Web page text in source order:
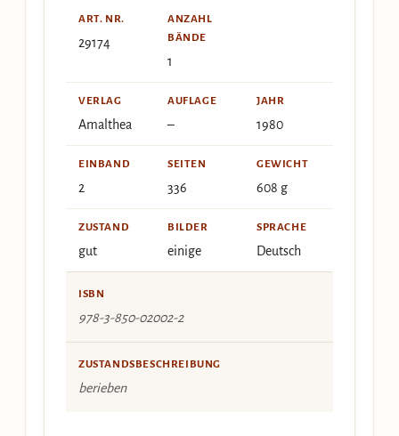
ART. NR.
29174
ANZAHL
BÄNDE
1
VERLAG
Amalthea
AUFLAGE
–
JAHR
1980
EINBAND
2
SEITEN
336
GEWICHT
608 g
ZUSTAND
gut
BILDER
einige
SPRACHE
Deutsch
ISBN
978-3-850-02002-2
ZUSTANDSBESCHREIBUNG
berieben